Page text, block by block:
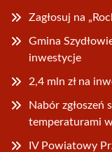
Zagłosuj na
Gmina
inwestycje
2,4 mln zł na
Nabór
temperaturami
IV Powiatowy